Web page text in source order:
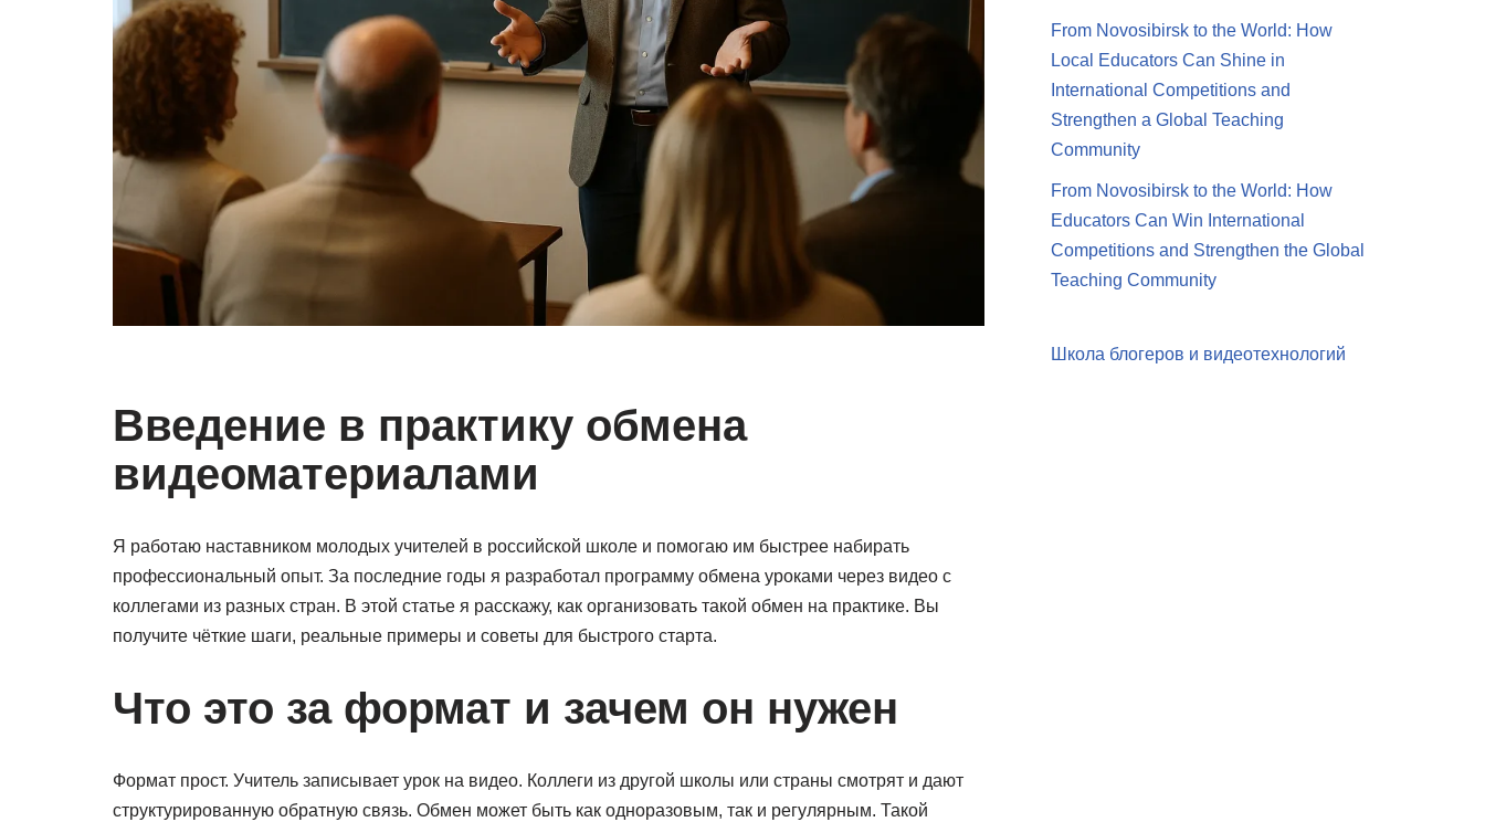
Введение в практику обмена
видеоматериалами
Я работаю наставником молодых учителей в российской школе и помогаю им быстрее набирать
профессиональный опыт. За последние годы я разработал программу обмена уроками через видео с
коллегами из разных стран. В этой статье я расскажу, как организовать такой обмен на практике. Вы
получите чёткие шаги, реальные примеры и советы для быстрого старта.
Что это за формат и зачем он нужен
Формат прост. Учитель записывает урок на видео. Коллеги из другой школы или страны смотрят и дают
структурированную обратную связь. Обмен может быть как одноразовым, так и регулярным. Такой
From Novosibirsk to the World: How
Local Educators Can Shine in
International Competitions and
Strengthen a Global Teaching
Community
From Novosibirsk to the World: How
Educators Can Win International
Competitions and Strengthen the Global
Teaching Community
Школа блогеров и видеотехнологий